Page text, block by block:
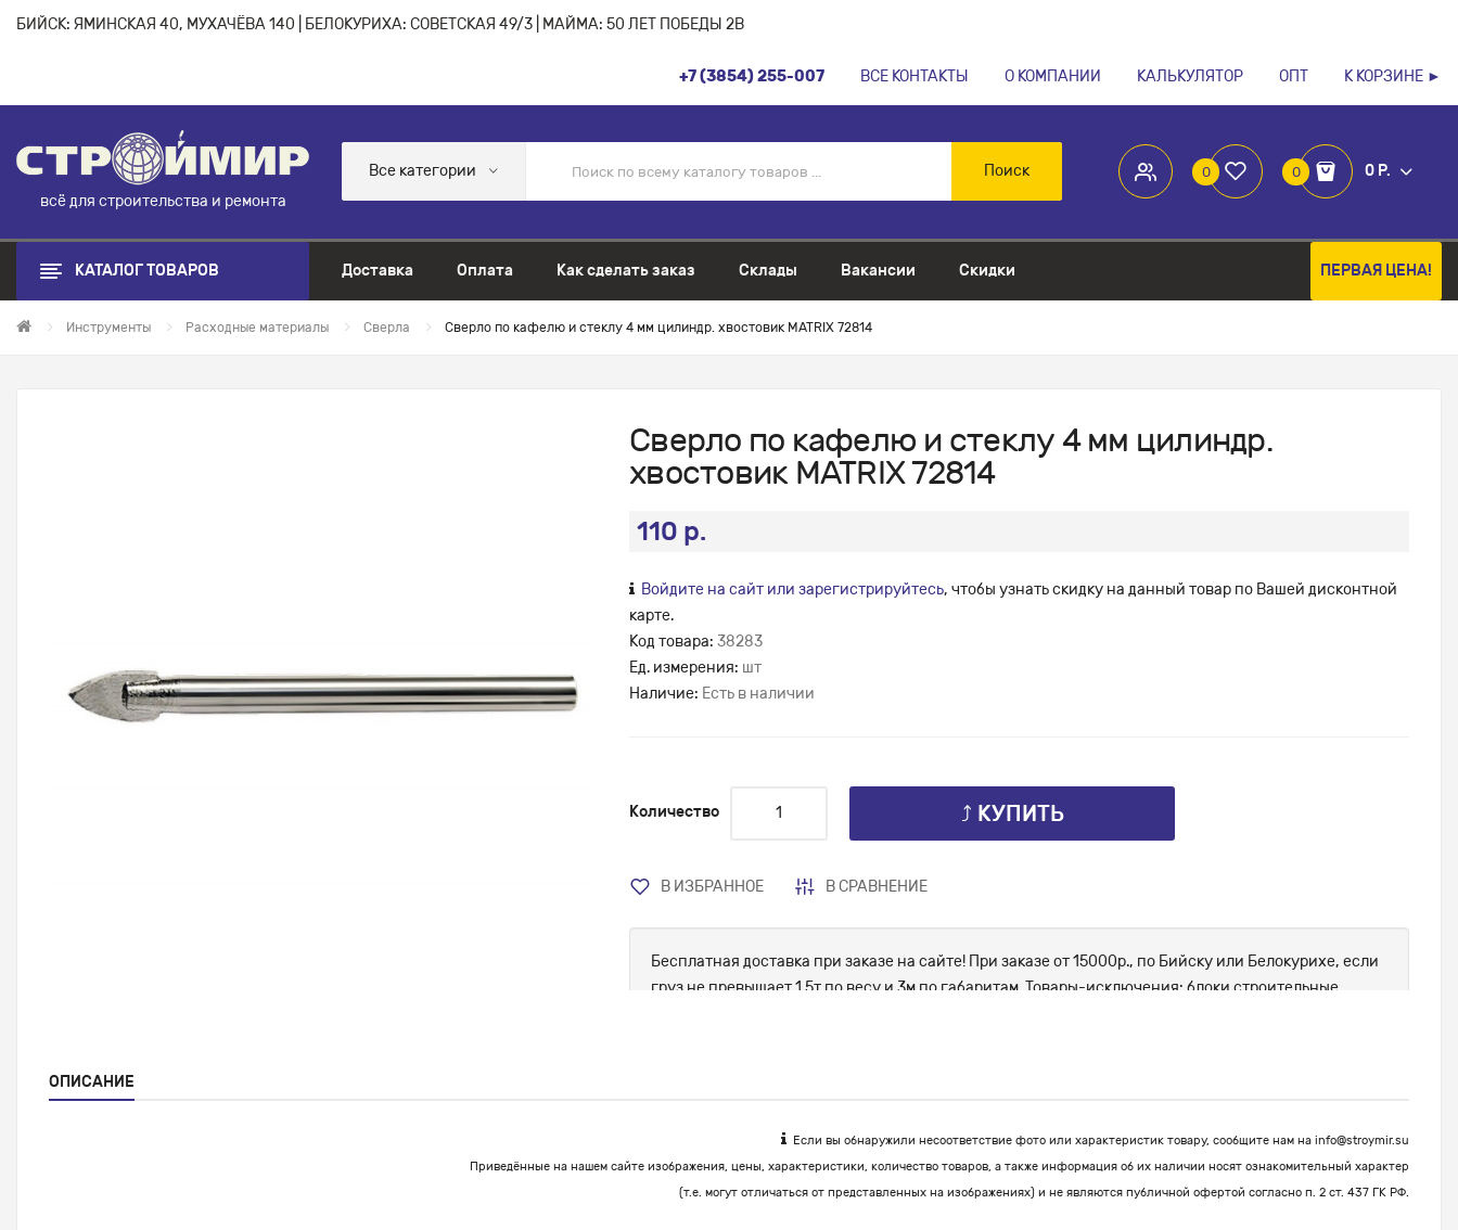
БИЙСК: ЯМИНСКАЯ 40, МУХАЧЁВА 140 | БЕЛОКУРИХА: СОВЕТСКАЯ 49/3 | МАЙМА: 50 ЛЕТ ПОБЕДЫ 2В
+7 (3854) 255-007 ВСЕ КОНТАКТЫ О КОМПАНИИ КАЛЬКУЛЯТОР ОПТ К КОРЗИНЕ ►
всё для строительства и ремонта
0 0 0 Р.
Все категории Поиск
КАТАЛОГ ТОВАРОВ Доставка Оплата Как сделать заказ Склады Вакансии Скидки ПЕРВАЯ ЦЕНА!
Инструменты Расходные материалы Сверла Сверло по кафелю и стеклу 4 мм цилиндр. хвостовик MATRIX 72814
Сверло по кафелю и стеклу 4 мм цилиндр.
хвостовик MATRIX 72814
110 р.
Войдите на сайт или зарегистрируйтесь, чтобы узнать скидку на данный товар по Вашей дисконтной
карте.
Код товара: 38283
Ед. измерения: шт
Наличие: Есть в наличии
Количество ⤴ КУПИТЬ
В ИЗБРАННОЕ В СРАВНЕНИЕ
Бесплатная доставка при заказе на сайте! При заказе от 15000р., по Бийску или Белокурихе, если
груз не превышает 1.5т по весу и 3м по габаритам. Товары-исключения: блоки строительные,
ОПИСАНИЕ
Если вы обнаружили несоответствие фото или характеристик товару, сообщите нам на info@stroymir.su
Приведённые на нашем сайте изображения, цены, характеристики, количество товаров, а также информация об их наличии носят ознакомительный характер
(т.е. могут отличаться от представленных на изображениях) и не являются публичной офертой согласно п. 2 ст. 437 ГК РФ.